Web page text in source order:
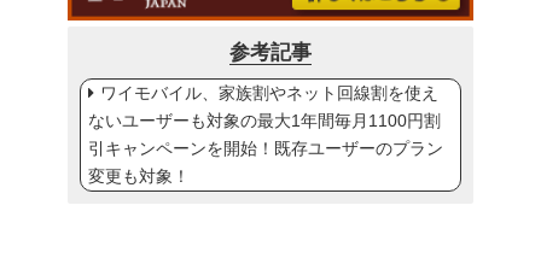
参考記事
ワイモバイル、家族割やネット回線割を使え
ないユーザーも対象の最大1年間毎月1100円割
引キャンペーンを開始！既存ユーザーのプラン
変更も対象！